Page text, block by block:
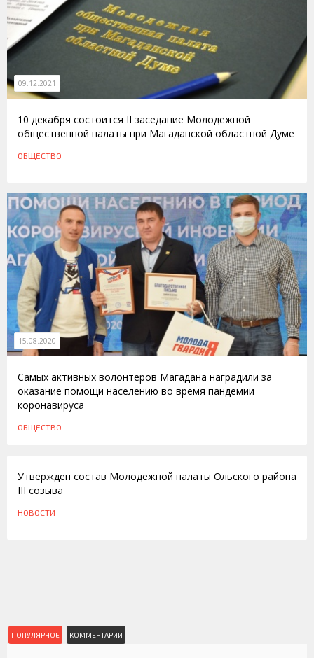
09.12.2021
10 декабря состоится II заседание Молодежной
общественной палаты при Магаданской областной Думе
ОБЩЕСТВО
15.08.2020
Самых активных волонтеров Магадана наградили за
оказание помощи населению во время пандемии
коронавируса
ОБЩЕСТВО
Утвержден состав Молодежной палаты Ольского района
III созыва
НОВОСТИ
ПОПУЛЯРНОЕ КОММЕНТАРИИ